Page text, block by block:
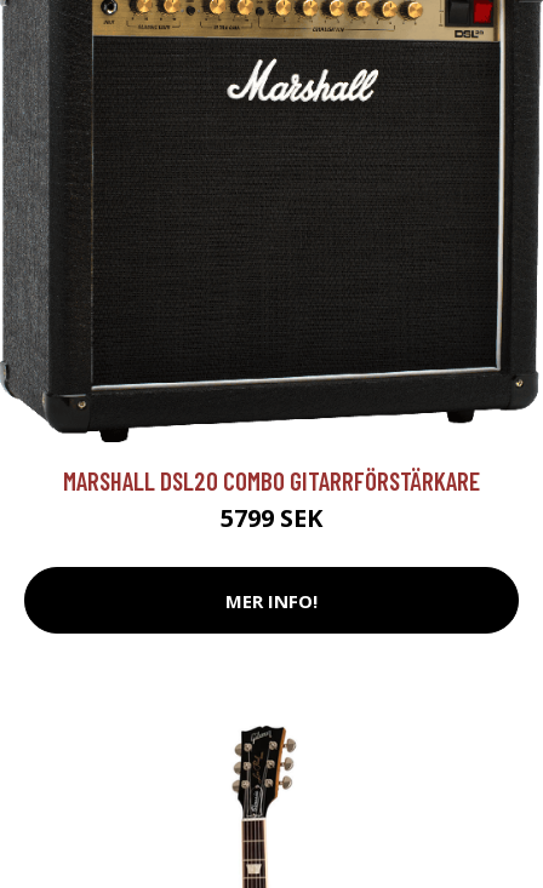
MARSHALL DSL20 COMBO GITARRFÖRSTÄRKARE
5799 SEK
MER INFO!